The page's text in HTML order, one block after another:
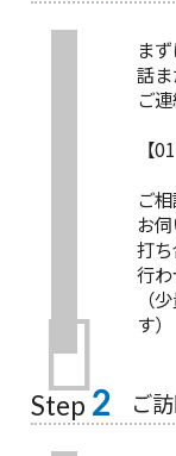
ま
話
ご連
【
ご
お
打
行わ
（
す）
Step 2 ご